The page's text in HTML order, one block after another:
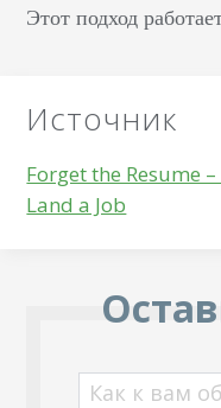
Этот подход
Источник
Forget the Resume
Land a Job
Как к вам